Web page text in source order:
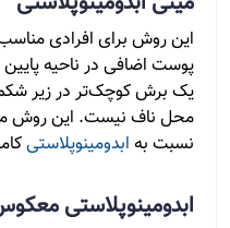
این روش برای افرادی
پوست اضافی در ناحیه
یک برش کوچک‌تر در زیر شکم
محل ناف نیست. این روش
نسبت به ابدومینوپلاستی
ابدومینوپلاستی